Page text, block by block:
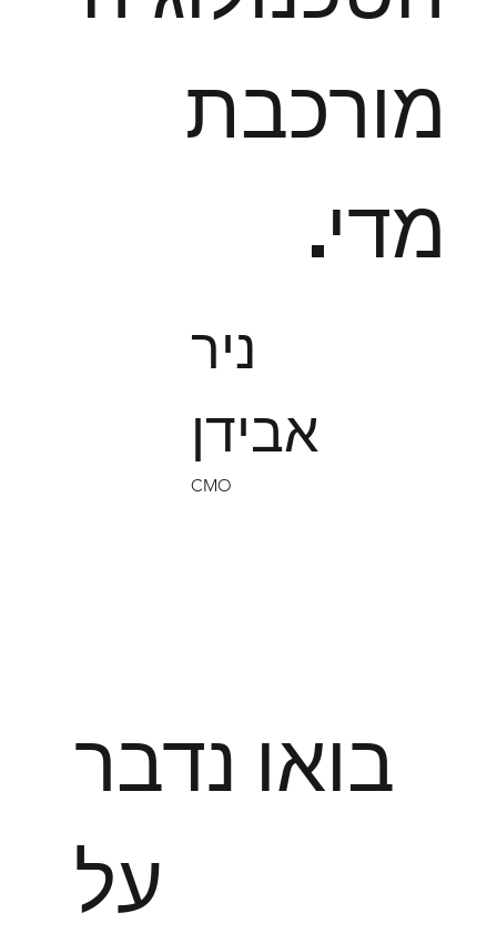
מורכבת
מדי.
ניר
אבידן
CMO
בואו נדבר
על